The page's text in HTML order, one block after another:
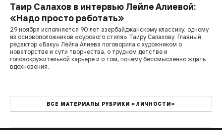
Таир Салахов в интервью Лейле Алиевой:
«Надо просто работать»
29 ноября исполняется 90 лет азербайджанскому классику, одному
из основоположников «сурового стиля» Таиру Салахову. Главный
редактор «Баку» Лейла Алиева поговорила с художником о
новаторстве и сути творчества, о трудном детстве и
головокружительной карьере и о том, почему бессмысленно ждать
вдохновения.
ВСЕ МАТЕРИАЛЫ РУБРИКИ «ЛИЧНОСТИ»